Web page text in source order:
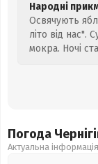
Народні
Освячують
літо від нас".
мокра. Ночі
Погода
Актуальна